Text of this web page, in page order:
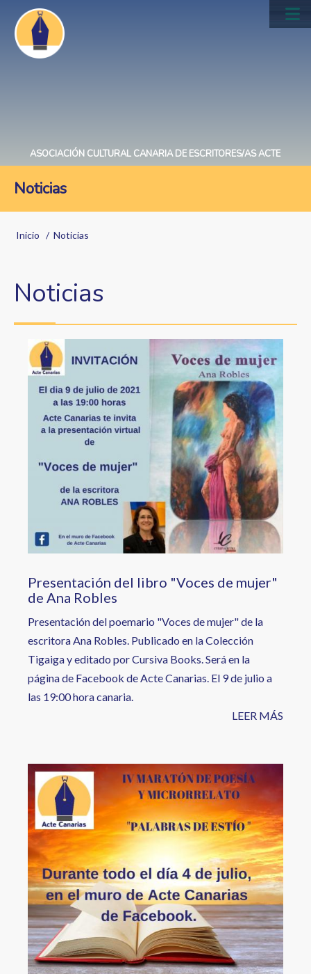
Pasar
contenido
principal
ASOCIACIÓN CULTURAL CANARIA DE ESCRITORES/AS ACTE
Noticias
Sobrescribir
ayuda
a
la
navegación
Inicio Noticias
Noticias
Image
Presentación del libro "Voces de mujer"
de Ana Robles
Presentación del poemario "Voces de mujer" de la
escritora Ana Robles. Publicado en la Colección
Tigaiga y editado por Cursiva Books. Será en la
página de Facebook de Acte Canarias. El 9 de julio a
las 19:00 hora canaria.
LEER MÁS
Image